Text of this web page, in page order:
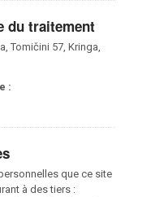
du traitement
Tomičini 57, Kringa,
:
que ce site
à des tiers :